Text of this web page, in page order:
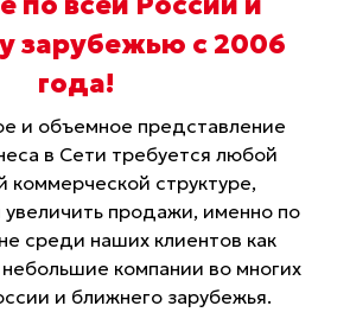
зарубежью с 2006
года!
и объемное представление
в Сети требуется любой
коммерческой структуре,
продажи, именно по
среди наших клиентов как
небольшие компании во многих
и ближнего зарубежья.